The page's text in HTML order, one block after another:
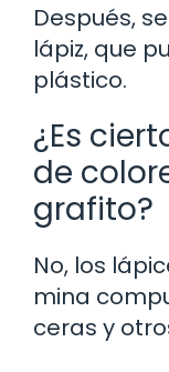
Después,
lápiz, que
plástico.
¿Es
de
grafito?
No, los
mina
ceras y